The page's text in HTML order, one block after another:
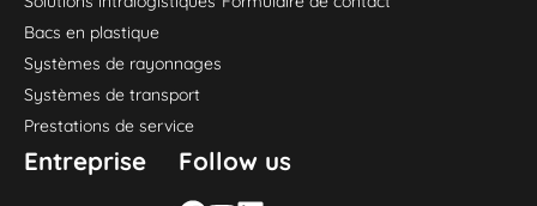
Bacs en plastique
Systèmes de rayonnages
Systèmes de transport
Prestations de service
Entreprise Follow us